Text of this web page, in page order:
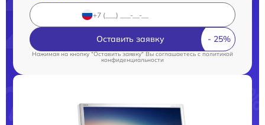
Оставить заявку
Нажимая на кнопку "Оставить заявку" Вы соглашаетесь cполитикой
конфиденциальности